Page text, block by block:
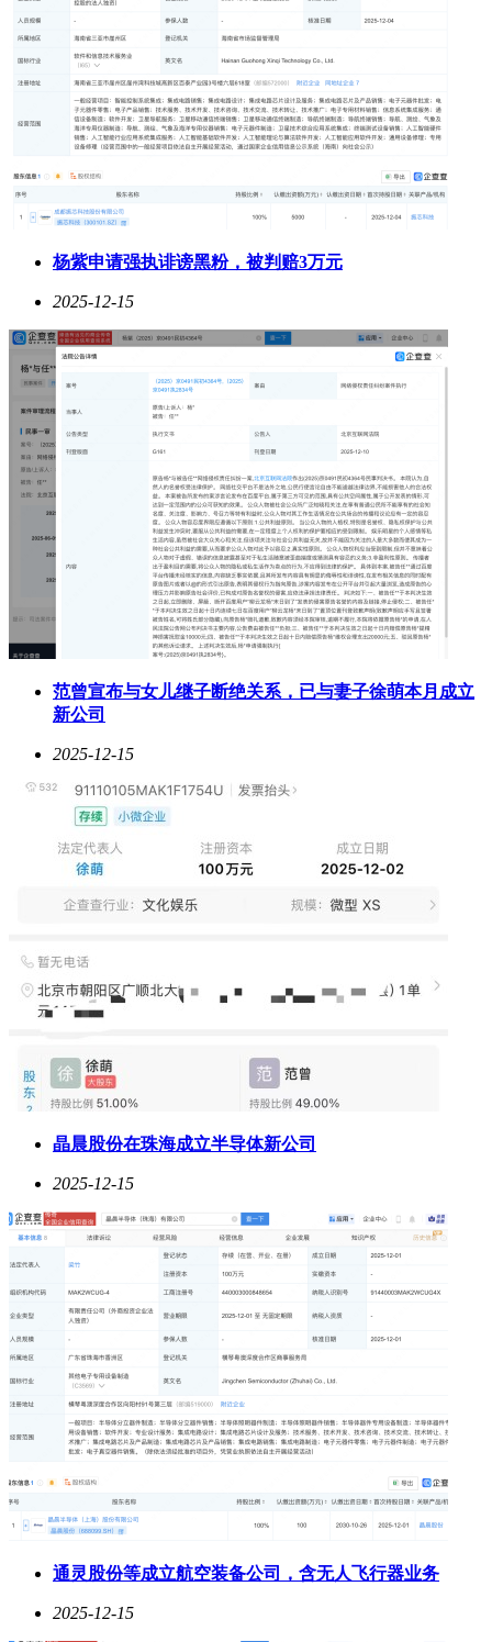
杨紫申请强执诽谤黑粉，被判赔3万元
2025-12-15
范曾宣布与女儿继子断绝关系，已与妻子徐萌本月成立
新公司
2025-12-15
晶晨股份在珠海成立半导体新公司
2025-12-15
通灵股份等成立航空装备公司，含无人飞行器业务
2025-12-15